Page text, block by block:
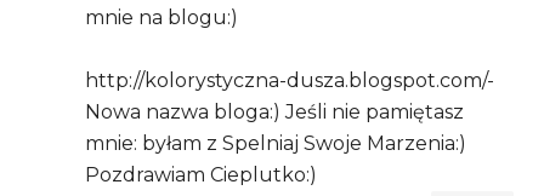
mnie na blogu:)
http://kolorystyczna-dusza.blogspot.com/-
Nowa nazwa bloga:) Jeśli nie pamiętasz
mnie: byłam z Spelniaj Swoje Marzenia:)
Pozdrawiam Cieplutko:)